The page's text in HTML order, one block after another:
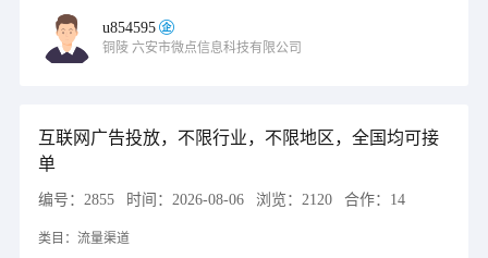
u854595
铜陵 六安市微点信息科技有限公司
互联网广告投放，不限行业，不限地区，全国均可接
单
编号： 2855 时间： 2026-08-06 浏览： 2120 合作： 14
类目： 流量渠道